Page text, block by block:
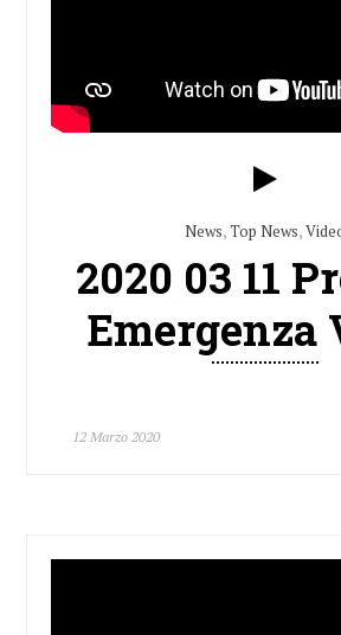
News,Top News,
2020 03 11
Emergenza
12 Marzo 2020